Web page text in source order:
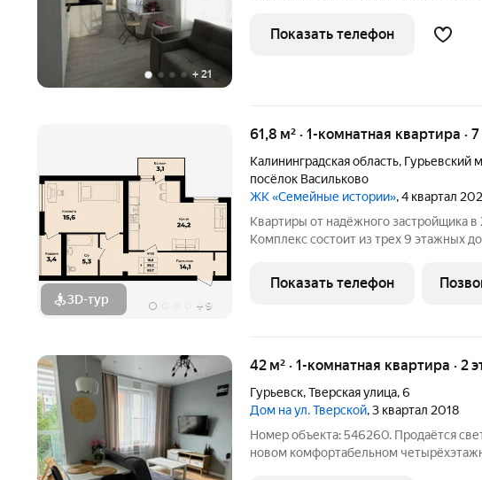
+ 21
кто ценит комфорт и современные
расположена на 4 этаже
Показать телефон
3D-тур + 9
61,8 м² · 1-комнатная квартира ·
Калининградская область, Гурьевский
посёлок Васильково
ЖК «Семейные истории», 4 квартал
Квартиры от надёжного застройщика
Комплекс состоит из трех 9 этажных
трёхкомнатной. Внутренняя отделка серый ключ. На территории
предусмотрены:
Показать телефон
42 м² · 1-комнатная квартира · 2
Гурьевск,Тверская улица,6
Дом на ул. Тверской, 3 квартал 2018
Номер объекта: 546260. Продаётся
новом комфортабельном